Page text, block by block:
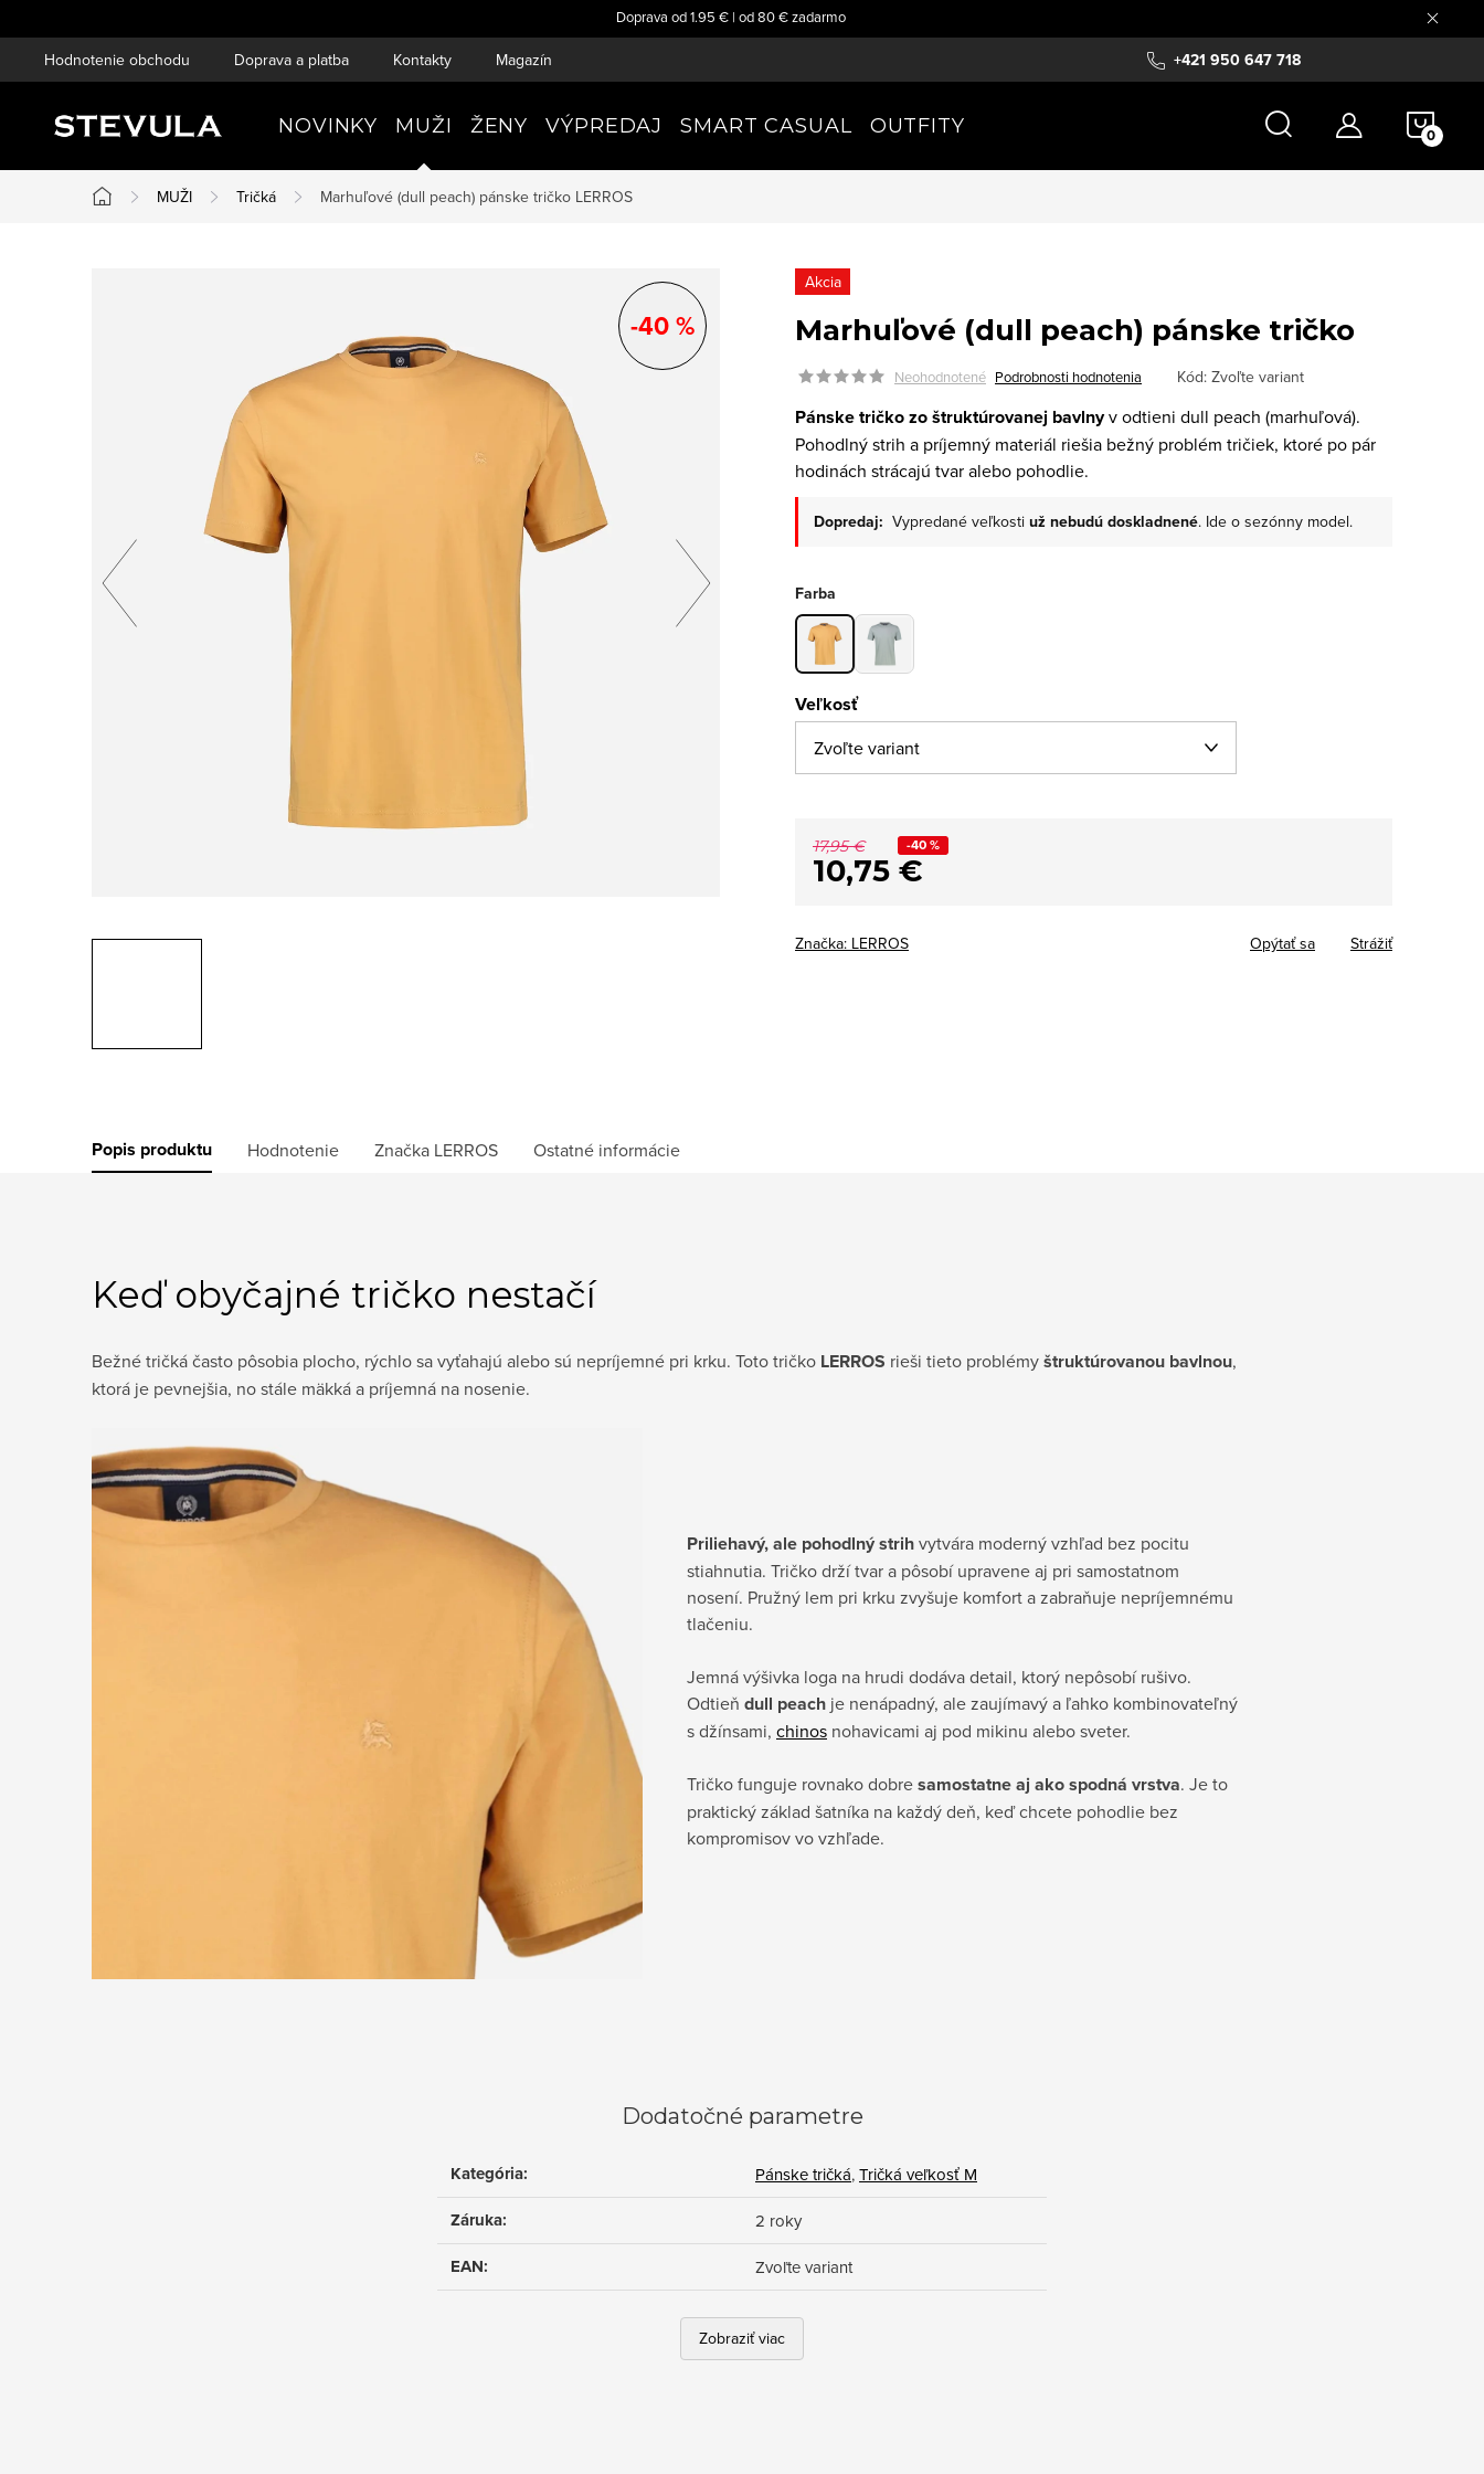
na
Doprava od 1.95 € | od 80 € zadarmo
+421 950 647 718
Hodnotenie obchodu Doprava a platba Kontakty Magazín
NOVINKY MUŽI ŽENY VÝPREDAJ SMART CASUAL OUTFITY
Domov
MUŽI Tričká Marhuľové (dull peach) pánske tričko LERROS
-40 %
Akcia
Marhuľové (dull peach) pánske tričko
Neohodnotené Podrobnosti hodnotenia Kód: Zvoľte variant
Pánske tričko zo štruktúrovanej bavlnyv odtieni dull peach (marhuľová).
Pohodlný strih a príjemný materiál riešia bežný problém tričiek, ktoré po pár
hodinách strácajú tvar alebo pohodlie.
Dopredaj: Vypredané veľkosti už nebudú doskladnené. Ide o sezónny model.
Farba
Veľkosť
17,95 € -40 %
10,75 €
Značka: LERROS Opýtať sa Strážiť
Popis produktu Hodnotenie Značka LERROS Ostatné informácie
Keď obyčajné tričko nestačí
Bežné tričká často pôsobia plocho, rýchlo sa vyťahajú alebo sú nepríjemné pri krku. Toto tričko LERROS rieši tieto problémyštruktúrovanou bavlnou,
ktorá je pevnejšia, no stále mäkká a príjemná na nosenie.
Priliehavý, ale pohodlný strihvytvára moderný vzhľad bez pocitu
stiahnutia. Tričko drží tvar a pôsobí upravene aj pri samostatnom
nosení. Pružný lem pri krku zvyšuje komfort a zabraňuje nepríjemnému
tlačeniu.
Jemná výšivka loga na hrudi dodáva detail, ktorý nepôsobí rušivo.
Odtieň dull peach je nenápadný, ale zaujímavý a ľahko kombinovateľný
s džínsami, chinos nohavicami aj pod mikinu alebo sveter.
Tričko funguje rovnako dobresamostatne aj ako spodná vrstva. Je to
praktický základ šatníka na každý deň, keď chcete pohodlie bez
kompromisov vo vzhľade.
Dodatočné parametre
Kategória: Pánske tričká,Tričká veľkosť M
Záruka: 2 roky
EAN: Zvoľte variant
Zobraziť viac